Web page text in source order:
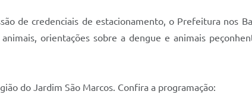
de credenciais de estacionamento, o Prefeitura nos
orientações sobre a dengue e animais
do Jardim São Marcos. Confira a programação: